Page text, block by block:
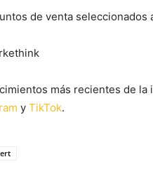
de venta seleccionados
más recientes de la
y TikTok.